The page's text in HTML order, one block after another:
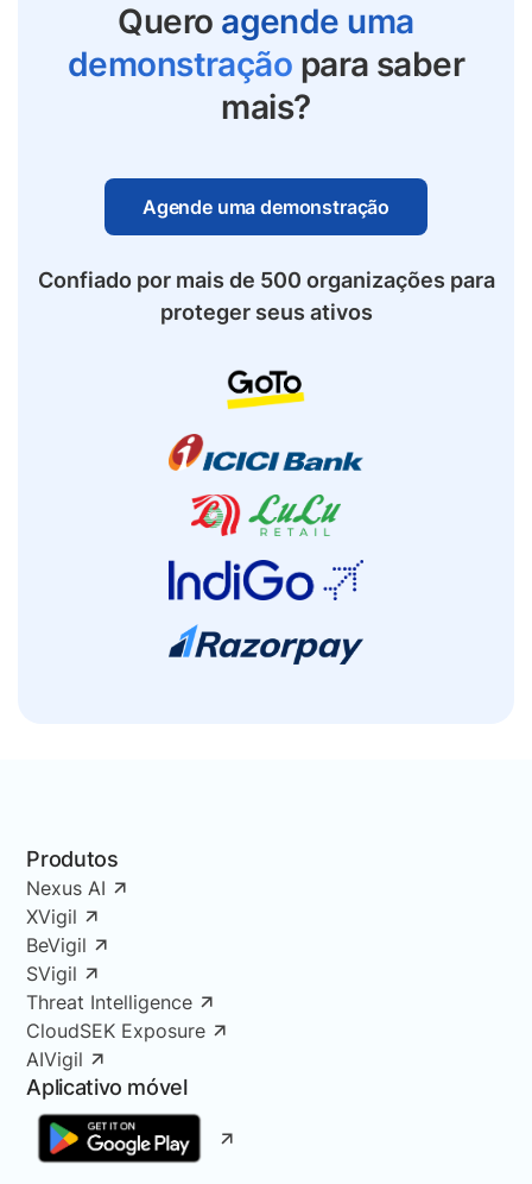
Quero agende uma
demonstração para saber
mais?
Agende uma demonstração
Confiado por mais de 500 organizações para
proteger seus ativos
Produtos
Nexus AI
XVigil
BeVigil
SVigil
Threat Intelligence
CloudSEK Exposure
AIVigil
Aplicativo móvel